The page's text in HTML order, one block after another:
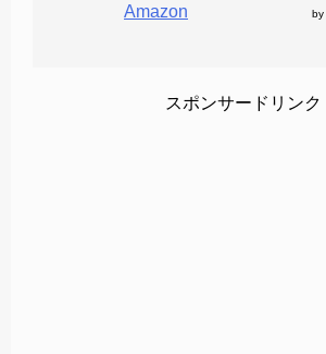
Amazon
by
スポンサードリンク